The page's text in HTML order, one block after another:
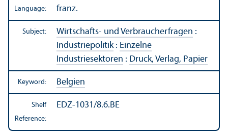
Language: franz.
Subject: Wirtschafts- und Verbraucherfragen :
Industriepolitik: Einzelne
Industriesektoren : Druck, Verlag, Papier
Keyword: Belgien
Shelf
Reference:
EDZ-1031/8.6.BE